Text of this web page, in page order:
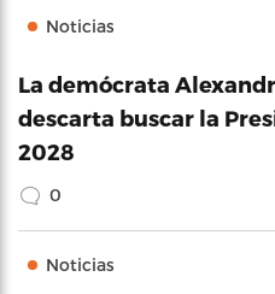
Noticias
La demócrata
descarta buscar la
2028
0
Noticias